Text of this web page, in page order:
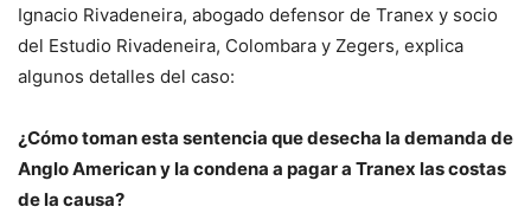
Ignacio Rivadeneira, abogado defensor de Tranex y socio
del Estudio Rivadeneira, Colombara y Zegers, explica
algunos detalles del caso:
¿Cómo toman esta sentencia que desecha la demanda de
Anglo American y la condena a pagar a Tranex las costas
de la causa?